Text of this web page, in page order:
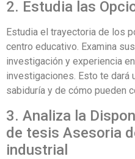
2. Estudia las
Estudia el trayectoria de los
centro educativo. Examina
investigación y experiencia
investigaciones. Esto te dará
sabiduría y de cómo pueden
3. Analiza la
de tesis Asesoria
industrial